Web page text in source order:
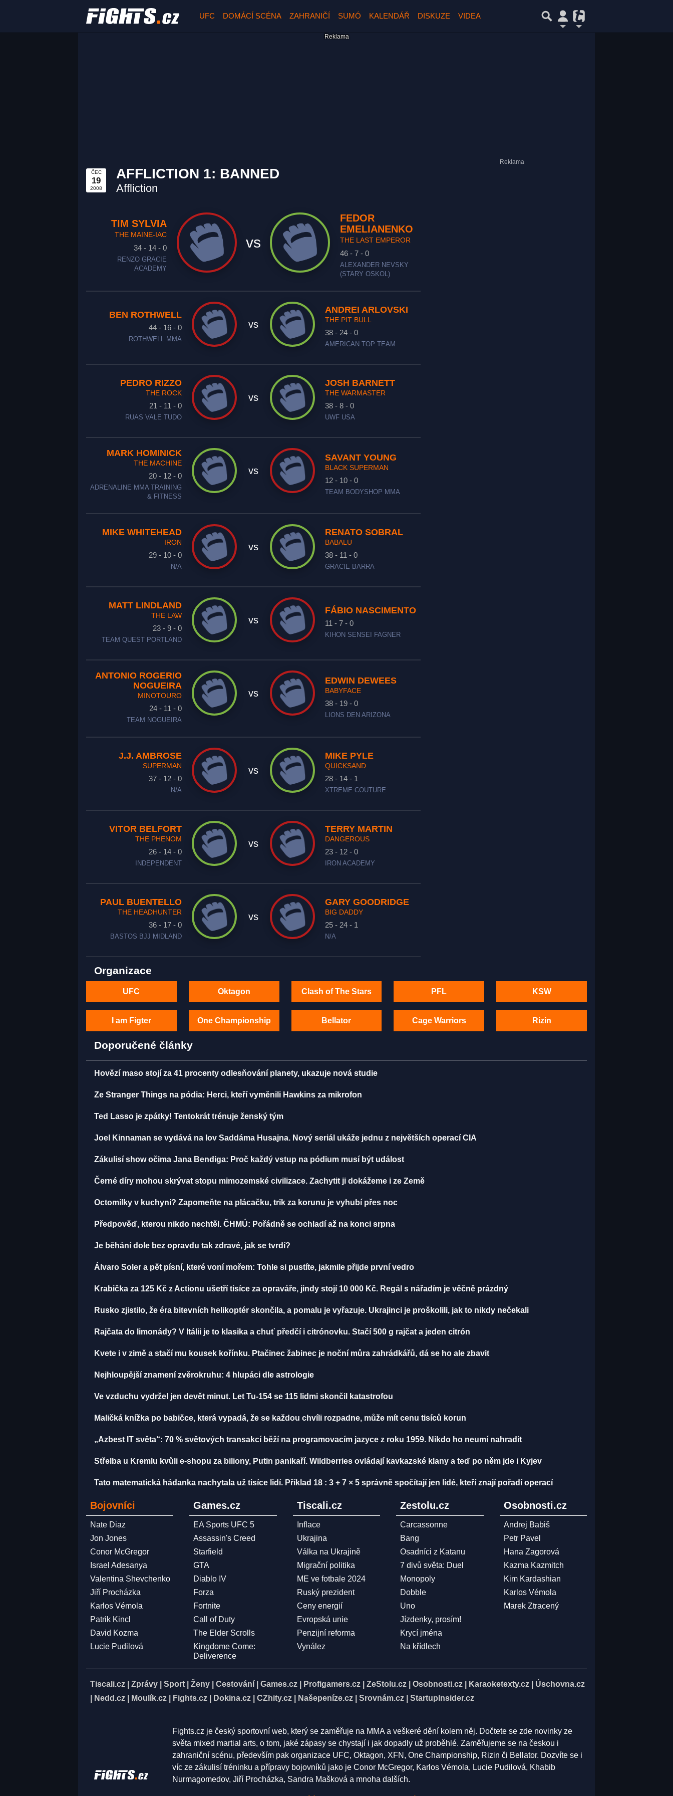
UFC DOMÁCÍ SCÉNA ZAHRANIČÍ SUMÓ KALENDÁŘ DISKUZE VIDEA
ČEC
19
2008
AFFLICTION 1: BANNED
Affliction
TIM SYLVIA
THE MAINE-IAC
34 - 14 - 0
RENZO GRACIE
ACADEMY
vs
FEDOR
EMELIANENKO
THE LAST EMPEROR
46 - 7 - 0
ALEXANDER NEVSKY
(STARY OSKOL)
BEN ROTHWELL
44 - 16 - 0
ROTHWELL MMA
vs
ANDREI ARLOVSKI
THE PIT BULL
38 - 24 - 0
AMERICAN TOP TEAM
PEDRO RIZZO
THE ROCK
21 - 11 - 0
RUAS VALE TUDO
vs
JOSH BARNETT
THE WARMASTER
38 - 8 - 0
UWF USA
MARK HOMINICK
THE MACHINE
20 - 12 - 0
ADRENALINE MMA TRAINING
& FITNESS
vs
SAVANT YOUNG
BLACK SUPERMAN
12 - 10 - 0
TEAM BODYSHOP MMA
MIKE WHITEHEAD
IRON
29 - 10 - 0
N/A
vs
RENATO SOBRAL
BABALU
38 - 11 - 0
GRACIE BARRA
MATT LINDLAND
THE LAW
23 - 9 - 0
TEAM QUEST PORTLAND
vs
FÁBIO NASCIMENTO
11 - 7 - 0
KIHON SENSEI FAGNER
ANTONIO ROGERIO
NOGUEIRA
MINOTOURO
24 - 11 - 0
TEAM NOGUEIRA
vs
EDWIN DEWEES
BABYFACE
38 - 19 - 0
LIONS DEN ARIZONA
J.J. AMBROSE
SUPERMAN
37 - 12 - 0
N/A
vs
MIKE PYLE
QUICKSAND
28 - 14 - 1
XTREME COUTURE
VITOR BELFORT
THE PHENOM
26 - 14 - 0
INDEPENDENT
vs
TERRY MARTIN
DANGEROUS
23 - 12 - 0
IRON ACADEMY
PAUL BUENTELLO
THE HEADHUNTER
36 - 17 - 0
BASTOS BJJ MIDLAND
vs
GARY GOODRIDGE
BIG DADDY
25 - 24 - 1
N/A
Organizace
UFC Oktagon Clash of The Stars PFL KSW
I am Figter One Championship Bellator Cage Warriors Rizin
Doporučené články
Hovězí maso stojí za 41 procenty odlesňování planety, ukazuje nová studie
Ze Stranger Things na pódia: Herci, kteří vyměnili Hawkins za mikrofon
Ted Lasso je zpátky! Tentokrát trénuje ženský tým
Joel Kinnaman se vydává na lov Saddáma Husajna. Nový seriál ukáže jednu z největších operací CIA
Zákulisí show očima Jana Bendiga: Proč každý vstup na pódium musí být událost
Černé díry mohou skrývat stopu mimozemské civilizace. Zachytit ji dokážeme i ze Země
Octomilky v kuchyni? Zapomeňte na plácačku, trik za korunu je vyhubí přes noc
Předpověď, kterou nikdo nechtěl. ČHMÚ: Pořádně se ochladí až na konci srpna
Je běhání dole bez opravdu tak zdravé, jak se tvrdí?
Álvaro Soler a pět písní, které voní mořem: Tohle si pustíte, jakmile přijde první vedro
Krabička za 125 Kč z Actionu ušetří tisíce za opraváře, jindy stojí 10 000 Kč. Regál s nářadím je věčně prázdný
Rusko zjistilo, že éra bitevních helikoptér skončila, a pomalu je vyřazuje. Ukrajinci je proškolili, jak to nikdy nečekali
Rajčata do limonády? V Itálii je to klasika a chuť předčí i citrónovku. Stačí 500 g rajčat a jeden citrón
Kvete i v zimě a stačí mu kousek kořínku. Ptačinec žabinec je noční můra zahrádkářů, dá se ho ale zbavit
Nejhloupější znamení zvěrokruhu: 4 hlupáci dle astrologie
Ve vzduchu vydržel jen devět minut. Let Tu-154 se 115 lidmi skončil katastrofou
Maličká knížka po babičce, která vypadá, že se každou chvíli rozpadne, může mít cenu tisíců korun
„Azbest IT světa“: 70 % světových transakcí běží na programovacím jazyce z roku 1959. Nikdo ho neumí nahradit
Střelba u Kremlu kvůli e-shopu za biliony, Putin panikaří. Wildberries ovládají kavkazské klany a teď po něm jde i Kyjev
Tato matematická hádanka nachytala už tisíce lidí. Příklad 18 : 3 + 7 × 5 správně spočítají jen lidé, kteří znají pořadí operací
Bojovníci
Nate Diaz
Jon Jones
Conor McGregor
Israel Adesanya
Valentina Shevchenko
Jiří Procházka
Karlos Vémola
Patrik Kincl
David Kozma
Lucie Pudilová
Games.cz
EA Sports UFC 5
Assassin's Creed
Starfield
GTA
Diablo IV
Forza
Fortnite
Call of Duty
The Elder Scrolls
Kingdome Come:
Deliverence
Tiscali.cz
Inflace
Ukrajina
Válka na Ukrajině
Migrační politika
ME ve fotbale 2024
Ruský prezident
Ceny energií
Evropská unie
Penzijní reforma
Vynález
Zestolu.cz
Carcassonne
Bang
Osadníci z Katanu
7 divů světa: Duel
Monopoly
Dobble
Uno
Jízdenky, prosím!
Krycí jména
Na křídlech
Osobnosti.cz
Andrej Babiš
Petr Pavel
Hana Zagorová
Kazma Kazmitch
Kim Kardashian
Karlos Vémola
Marek Ztracený
Tiscali.cz Zprávy Sport Ženy Cestování Games.cz Profigamers.cz ZeStolu.cz Osobnosti.cz Karaoketexty.cz
Úschovna.cz
Nedd.cz Moulík.cz Fights.cz Dokina.cz CZhity.cz Našepeníze.cz Srovnám.cz StartupInsider.cz
Fights.cz je český sportovní web, který se zaměřuje na MMA a veškeré dění kolem něj. Dočtete se zde novinky ze
světa mixed martial arts, o tom, jaké zápasy se chystají i jak dopadly už proběhlé. Zaměřujeme se na českou i
zahraniční scénu, především pak organizace UFC, Oktagon, XFN, One Championship, Rizin či Bellator. Dozvíte se i
víc ze zákulisí tréninku a přípravy bojovníků jako je Conor McGregor, Karlos Vémola, Lucie Pudilová, Khabib
Nurmagomedov, Jiří Procházka, Sandra Mašková a mnoha dalších.